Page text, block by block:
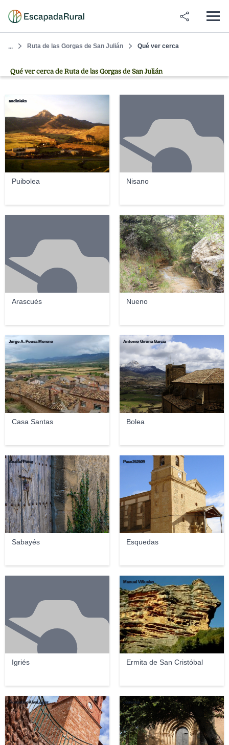
... Ruta de las Gorgas de San Julián Qué ver cerca
Qué ver cerca de Ruta de las Gorgas de San Julián
Puibolea
andinieks
Nisano
Arascués Nueno
McBodes
Casa Santas
Jorge A. Pousa Moreno
Bolea
Antonio Girona García
Sabayés
Anabel Pérez
Esquedas
Paco262609
Igriés Ermita de San Cristóbal
Manuel Viñuales
FlorentinoAlvaLopez ocminter